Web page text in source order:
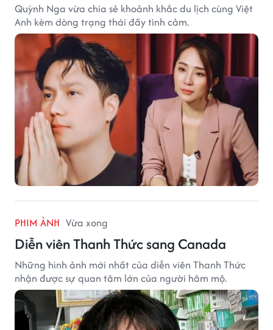
Quỳnh Nga vừa chia sẻ khoảnh khắc du lịch cùng Việt
Anh kèm dòng trạng thái đầy tình cảm.
PHIM ẢNH Vừa xong
Diễn viên Thanh Thức sang Canada
Những hình ảnh mới nhất của diễn viên Thanh Thức
nhận được sự quan tâm lớn của người hâm mộ.